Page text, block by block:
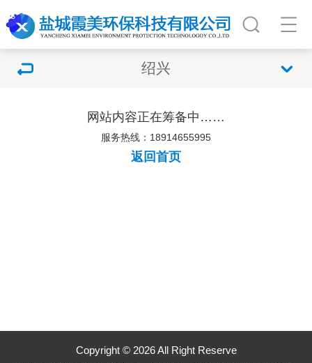
绍兴
网站内容正在筹备中……
服务热线：18914655995
返回首页
Copyright © 2026 All Right Reserve